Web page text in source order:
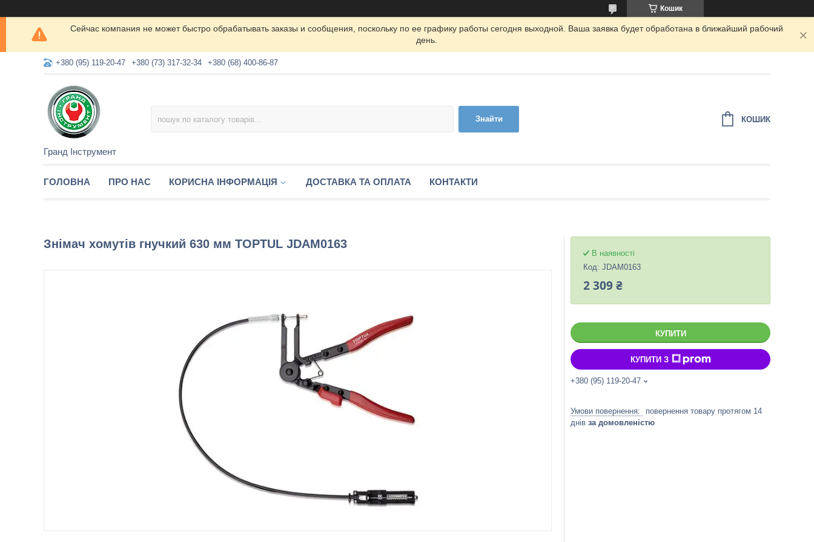
Кошик
Сейчас компания не может быстро обрабатывать заказы и сообщения, поскольку по ее графику работы сегодня выходной. Ваша заявка будет обработана в ближайший рабочий
день.
+380 (95) 119-20-47 +380 (73) 317-32-34 +380 (68) 400-86-87
Гранд Інструмент
Знайти КОШИК
ГОЛОВНА ПРО НАС КОРИСНА ІНФОРМАЦІЯ ДОСТАВКА ТА ОПЛАТА КОНТАКТИ
Знімач хомутів гнучкий 630 мм TOPTUL JDAM0163
В наявності
Код: JDAM0163
2 309 ₴
КУПИТИ
КУПИТИ З
+380 (95) 119-20-47
повернення товару протягом 14
днів за домовленістю